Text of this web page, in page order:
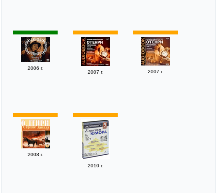
2006 г.
2007 г. 2007 г.
2008 г.
2010 г.